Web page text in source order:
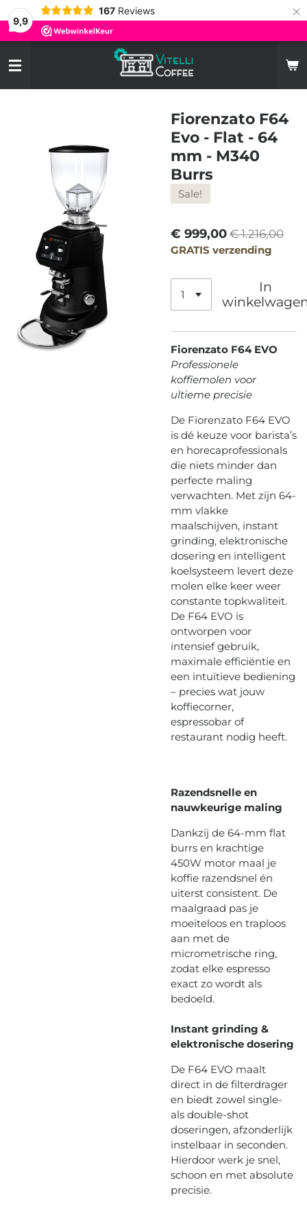
9,9
167 Reviews ×
Fiorenzato F64
Evo - Flat - 64
mm - M340
Burrs
Sale!
€ 999,00 € 1.216,00
GRATIS verzending
In
Fiorenzato F64 EVO
Professionele
koffiemolen voor
ultieme precisie
De Fiorenzato F64 EVO
is dé keuze voor barista’s
en horeca­professionals
die niets minder dan
perfecte maling
verwachten. Met zijn 64-
mm vlakke
maalschijven, instant
grinding, elektronische
dosering en intelligent
koelsysteem levert deze
molen elke keer weer
constante topkwaliteit.
De F64 EVO is
ontworpen voor
intensief gebruik,
maximale efficiëntie en
een intuïtieve bediening
– precies wat jouw
koffiecorner,
espressobar of
restaurant nodig heeft.
Razendsnelle en
nauwkeurige maling
Dankzij de 64-mm flat
burrs en krachtige
450W motor maal je
koffie razendsnel én
uiterst consistent. De
maalgraad pas je
moeiteloos en traploos
aan met de
micrometrische ring,
zodat elke espresso
exact zo wordt als
bedoeld.
Instant grinding &
elektronische dosering
De F64 EVO maalt
direct in de filterdrager
en biedt zowel single-
als double-shot
doseringen, afzonderlijk
instelbaar in seconden.
Hierdoor werk je snel,
schoon en met absolute
precisie.